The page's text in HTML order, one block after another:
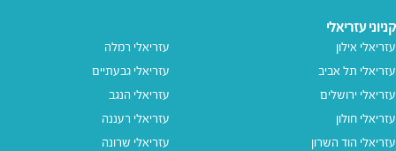
קניוני עזריאלי
עזריאלי אילון
עזריאלי תל אביב
עזריאלי ירושלים
עזריאלי חולון
עזריאלי הוד השרון
עזריאלי רמלה
עזריאלי גבעתיים
עזריאלי הנגב
עזריאלי רעננה
עזריאלי שרונה